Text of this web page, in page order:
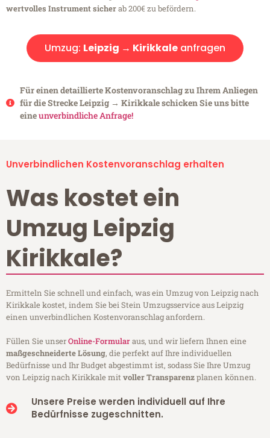
wertvolles Instrument sicherab 200€ zu befördern.
Umzug: Leipzig → Kirikkale anfragen
Für einen detaillierte Kostenvoranschlag zu Ihrem Anliegen
für die Strecke Leipzig → Kirikkale schicken Sie uns bitte
eineunverbindliche Anfrage!
Unverbindlichen Kostenvoranschlag erhalten
Was kostet ein
Umzug Leipzig
Kirikkale?
Ermitteln Sie schnell und einfach, was ein Umzug von Leipzig nach
Kirikkale kostet, indem Sie bei Stein Umzugsservice aus Leipzig
einen unverbindlichen Kostenvoranschlag anfordern.
Füllen Sie unserOnline-Formularaus, und wir liefern Ihnen eine
maßgeschneiderte Lösung, die perfekt auf Ihre individuellen
Bedürfnisse und Ihr Budget abgestimmt ist, sodass Sie Ihre Umzug
von Leipzig nach Kirikkale mitvoller Transparenzplanen können.
Unsere Preise werden individuell auf Ihre
Bedürfnisse zugeschnitten.